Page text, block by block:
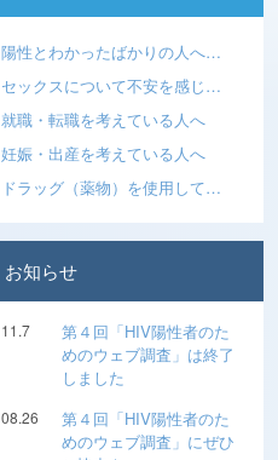
陽性とわかったばかりの人へ…
セックスについて不安を感じ…
就職・転職を考えている人へ
妊娠・出産を考えている人へ
ドラッグ（薬物）を使用して…
お知らせ
11.7
第４回「HIV陽性者のた
めのウェブ調査」は終了
しました
08.26
第４回「HIV陽性者のた
めのウェブ調査」にぜひ